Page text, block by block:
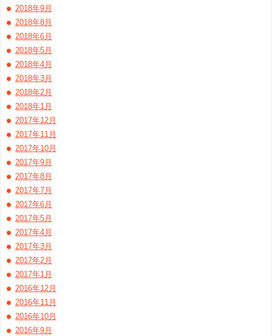
2018年9月
2018年8月
2018年6月
2018年5月
2018年4月
2018年3月
2018年2月
2018年1月
2017年12月
2017年11月
2017年10月
2017年9月
2017年8月
2017年7月
2017年6月
2017年5月
2017年4月
2017年3月
2017年2月
2017年1月
2016年12月
2016年11月
2016年10月
2016年9月